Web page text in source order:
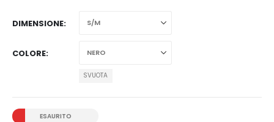
DIMENSIONE
COLORE
SVUOTA
ESAURITO